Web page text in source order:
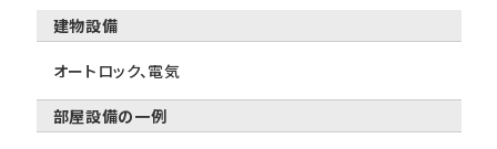
建物設備
オートロック、電気
部屋設備の一例